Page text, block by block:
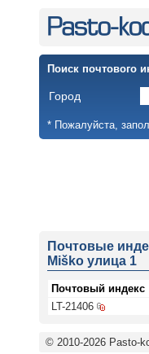
Поиск почтового
Город
* Пожалуйста,
Почтовые
Miško улица 1
Почтовый индекс
LT-21406
© 2010-2026 Pasto-